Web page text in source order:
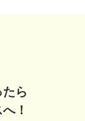
ら
！